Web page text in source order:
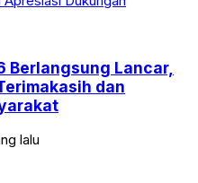
Berlangsung Lancar,
dan
lalu